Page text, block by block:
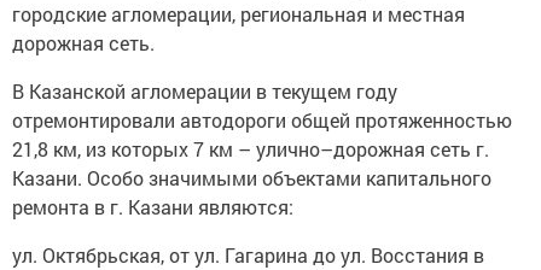
городские агломерации, региональная и местная
дорожная сеть.
В Казанской агломерации в текущем году
отремонтировали автодороги общей протяженностью
21,8 км, из которых 7 км – улично–дорожная сеть г.
Казани. Особо значимыми объектами капитального
ремонта в г. Казани являются:
ул. Октябрьская, от ул. Гагарина до ул. Восстания в